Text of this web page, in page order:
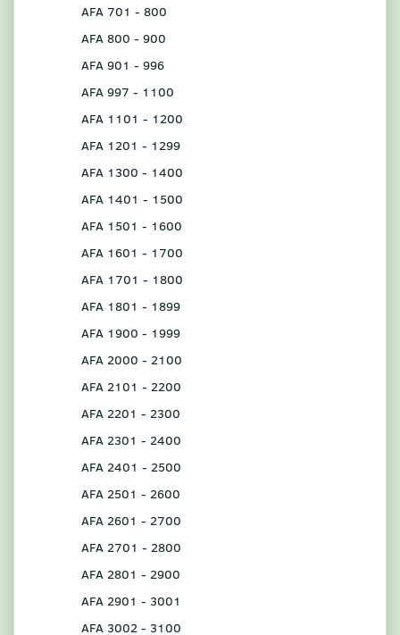
AFA 701 - 800
AFA 800 - 900
AFA 901 - 996
AFA 997 - 1100
AFA 1101 - 1200
AFA 1201 - 1299
AFA 1300 - 1400
AFA 1401 - 1500
AFA 1501 - 1600
AFA 1601 - 1700
AFA 1701 - 1800
AFA 1801 - 1899
AFA 1900 - 1999
AFA 2000 - 2100
AFA 2101 - 2200
AFA 2201 - 2300
AFA 2301 - 2400
AFA 2401 - 2500
AFA 2501 - 2600
AFA 2601 - 2700
AFA 2701 - 2800
AFA 2801 - 2900
AFA 2901 - 3001
AFA 3002 - 3100